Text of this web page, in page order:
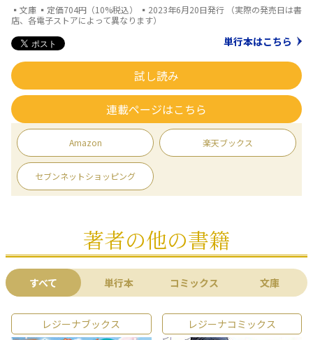
▪文庫 ▪定価704円（10%税込） ▪2023年6月20日発行 （実際の発売日は書
店、各電子ストアによって異なります）
単行本はこちら
試し読み
連載ページはこちら
Amazon 楽天ブックス
セブンネットショッピング
著者の他の書籍
すべて 単行本 コミックス 文庫
レジーナブックス レジーナコミックス